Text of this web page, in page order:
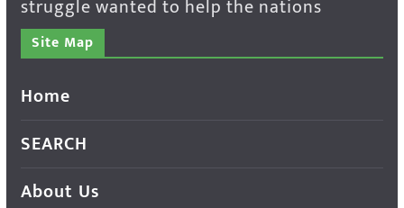
struggle wanted to help the nations
Site Map
Home
SEARCH
About Us